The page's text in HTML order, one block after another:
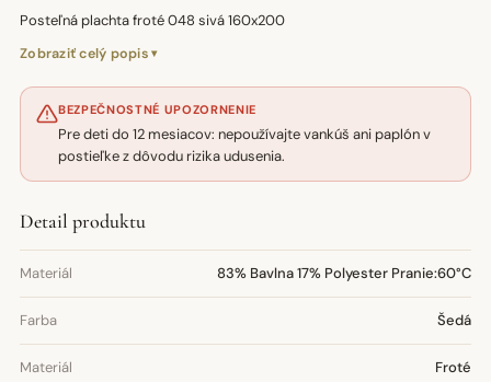
Posteľná plachta froté 048 sivá 160x200
Zobraziť celý popis
BEZPEČNOSTNÉ UPOZORNENIE
Pre deti do 12 mesiacov: nepoužívajte vankúš ani paplón v
postieľke z dôvodu rizika udusenia.
Detail produktu
Materiál 83% Bavlna 17% Polyester Pranie:60°C
Farba Šedá
Materiál Froté